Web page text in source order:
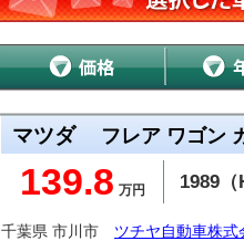
マツダ フレア ワゴン
139.8 万円 1989（
千葉県 市川市 ツチヤ自動車株式